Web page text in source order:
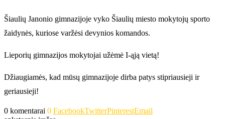
Šiaulių Janonio gimnazijoje vyko Šiaulių miesto mokytojų sporto
žaidynės, kuriose varžėsi devynios komandos.
Lieporių gimnazijos mokytojai užėmė I-ąją vietą!
Džiaugiamės, kad mūsų gimnazijoje dirba patys stipriausieji ir
geriausieji!
0 komentarai 0 FacebookTwitterPinterestEmail